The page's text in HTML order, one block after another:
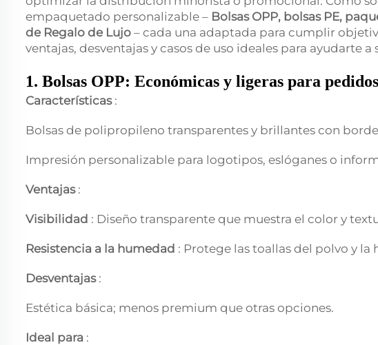
empaquetado personalizable – Bolsas OPP, bolsas PE,
de Regalo de Lujo – cada una adaptada para cumplir
ventajas, desventajas y casos de uso ideales para ayudarte
1. Bolsas OPP: Económicas y ligeras para
Características :
Bolsas de polipropileno transparentes y brillantes con
Impresión personalizable para logotipos, eslóganes o
Ventajas :
Visibilidad : Diseño transparente que muestra el color y
Resistencia a la humedad : Protege las toallas del polvo y
Desventajas :
Estética básica; menos premium que otras opciones.
Ideal para :